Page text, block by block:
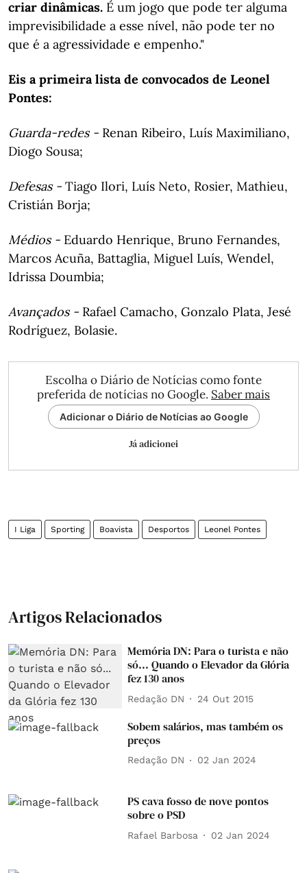
criar dinâmicas. É um jogo que pode ter alguma
imprevisibilidade a esse nível, não pode ter no
que é a agressividade e empenho."
Eis a primeira lista de convocados de Leonel
Pontes:
Guarda-redes - Renan Ribeiro, Luís Maximiliano,
Diogo Sousa;
Defesas - Tiago Ilori, Luís Neto, Rosier, Mathieu,
Cristián Borja;
Médios - Eduardo Henrique, Bruno Fernandes,
Marcos Acuña, Battaglia, Miguel Luís, Wendel,
Idrissa Doumbia;
Avançados - Rafael Camacho, Gonzalo Plata, Jesé
Rodríguez, Bolasie.
Escolha o Diário de Notícias como fonte
preferida de notícias no Google. Saber mais
Adicionar o Diário de Notícias ao Google
Já adicionei
I Liga Sporting Boavista Desportos Leonel Pontes
Artigos Relacionados
Memória DN: Para o turista e não
só... Quando o Elevador da Glória
fez 130 anos
Redação DN 24 Out 2015
Sobem salários, mas também os
preços
Redação DN 02 Jan 2024
PS cava fosso de nove pontos
sobre o PSD
Rafael Barbosa 02 Jan 2024